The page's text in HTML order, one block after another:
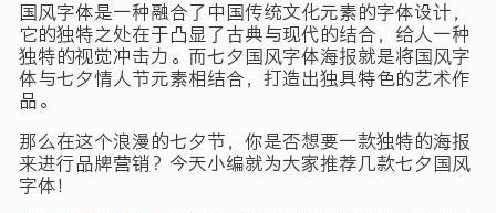
国风字体是一种融合了中国传统文化元素的字体设计，
它的独特之处在于凸显了古典与现代的结合，给人一种
独特的视觉冲击力。而七夕国风字体海报就是将国风字
体与七夕情人节元素相结合，打造出独具特色的艺术作
品。
那么在这个浪漫的七夕节，你是否想要一款独特的海报
来进行品牌营销？今天小编就为大家推荐几款七夕国风
字体！